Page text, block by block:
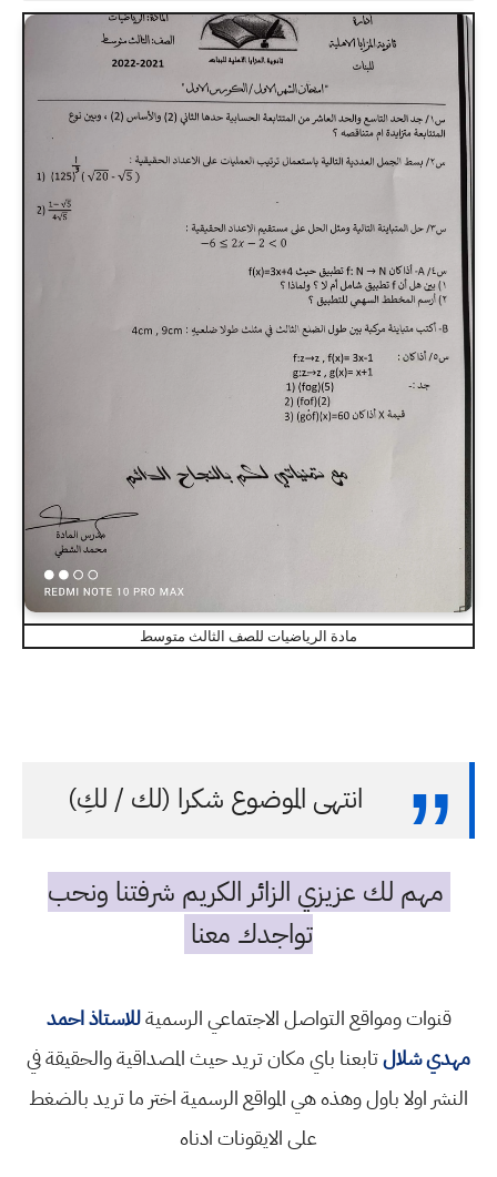
مادة الرياضيات للصف الثالث متوسط
انتهى الموضوع شكرا (لك / لكِ)
مهم لك عزيزي الزائر الكريم شرفتنا ونحب
تواجدك معنا
قنوات ومواقع التواصل الاجتماعي الرسميةللاستاذ احمد
مهدي شلالتابعنا باي مكان تريد حيث المصداقية والحقيقة في
النشر اولا باول وهذه هي المواقع الرسمية اختر ما تريد بالضغط
على الايقونات ادناه